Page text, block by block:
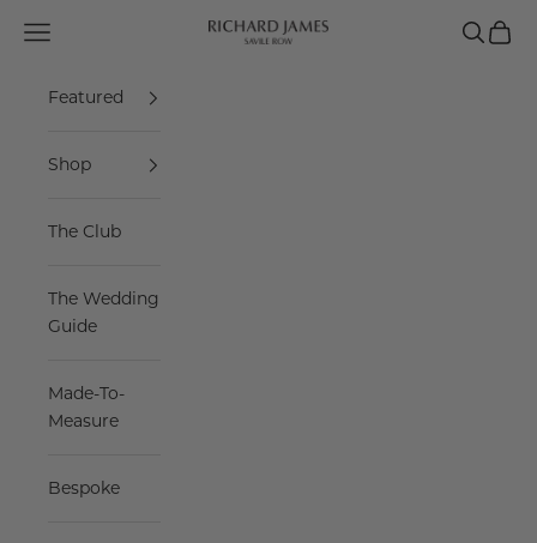
Richard James Savile Row
Navigation menu Search
Cart
Featured
Shop
The Club
The Wedding
Guide
Made-To-
Measure
Bespoke